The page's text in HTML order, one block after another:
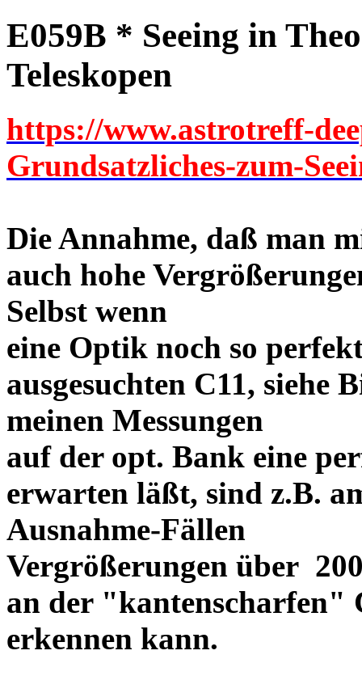
E059B * Seeing in
Teleskopen
https://www.astrotreff-
Grundsatzliches-zum-
Die Annahme, daß man
auch hohe
Selbst wenn
eine Optik noch so
ausgesuchten C11, siehe
meinen Messungen
auf der opt. Bank eine
erwarten läßt, sind z.B.
Ausnahme-Fällen
Vergrößerungen über
an der "kantenscharfen"
erkennen kann.